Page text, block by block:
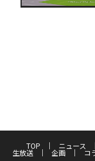
TOP ニュース
生放送 企画 コ